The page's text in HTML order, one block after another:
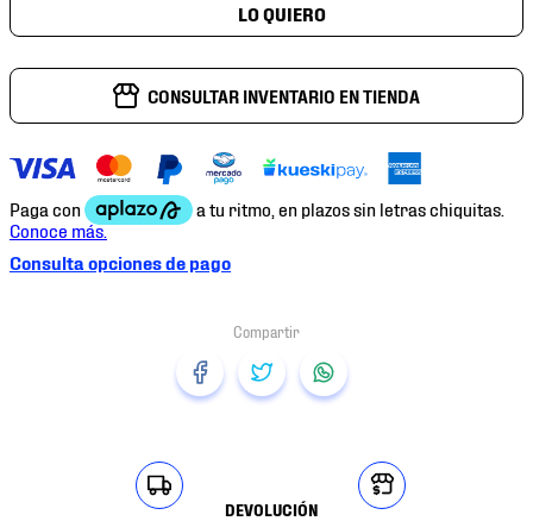
CONSULTAR INVENTARIO EN TIENDA
Consulta opciones de pago
DEVOLUCIÓN